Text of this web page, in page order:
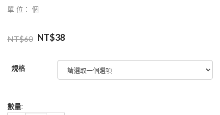
單 位： 個
NT$60 NT$38
規格
數量: